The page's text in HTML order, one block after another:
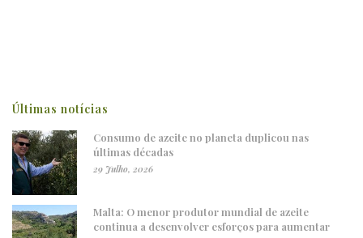
Últimas notícias
Consumo de azeite no planeta duplicou nas
últimas décadas
29 Julho, 2026
Malta: O menor produtor mundial de azeite
continua a desenvolver esforços para aumentar